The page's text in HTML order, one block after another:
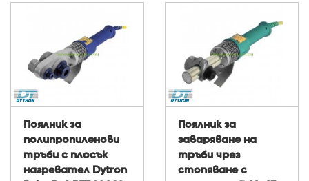
Поялник за
полипропиленови
тръби с плосък
нагревател Dytron
Поялник за
заваряване на
тръби чрез
стопяване с